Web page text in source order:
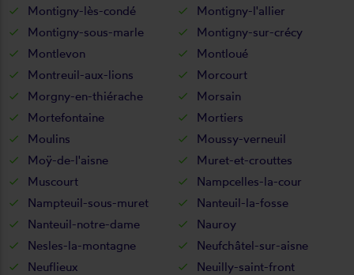
Montigny-lès-condé
Montigny-l'allier
Montigny-sous-marle
Montigny-sur-crécy
Montlevon
Montloué
Montreuil-aux-lions
Morcourt
Morgny-en-thiérache
Morsain
Mortefontaine
Mortiers
Moulins
Moussy-verneuil
Moÿ-de-l'aisne
Muret-et-crouttes
Muscourt
Nampcelles-la-cour
Nampteuil-sous-muret
Nanteuil-la-fosse
Nanteuil-notre-dame
Nauroy
Nesles-la-montagne
Neufchâtel-sur-aisne
Neuflieux
Neuilly-saint-front